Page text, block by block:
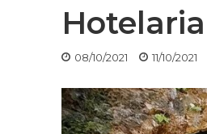
08/10/2021 11/10/2021